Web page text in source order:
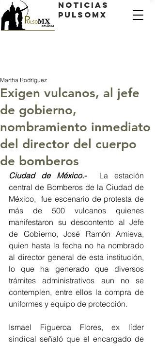
Noticias
PulsoMX
Exigen vulcanos, al jefe
de gobierno,
nombramiento inmediato
del director del cuerpo
de bomberos
Martha Rodríguez
Ciudad de México.-
La estación
central de Bomberos de la Ciudad de
México,  fue escenario de protesta de
más de 500 vulcanos quienes
manifestaron su descontento al Jefe
de Gobierno, José Ramón Amieva,
quien hasta la fecha no ha nombrado
al director general de esta institución,
lo que ha generado que diversos
trámites administrativos aun no se
contemplen, entre ellos la compra de
uniformes y equipo de protección.
Ismael Figueroa Flores, ex líder
sindical señaló que el encargado de